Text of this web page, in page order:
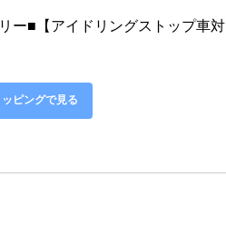
ー■【アイドリングストップ車対
ピングで見る